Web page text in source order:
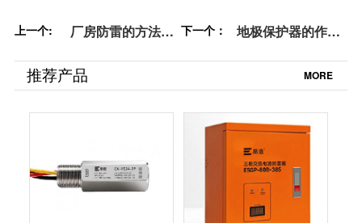
上一个:
厂房防雷的方法快
【易造防雷】
下一个：
地极保护器的作
【杭州易造】
推荐产品 MORE